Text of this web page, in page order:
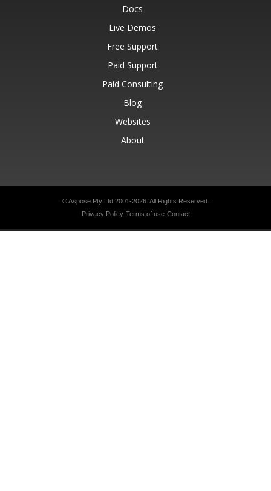
Docs
Live Demos
Free Support
Paid Support
Paid Consulting
Blog
Websites
About
© Aspose Pty Ltd 2001-2026. All Rights Reserved.
Privacy Policy Terms of use Contact